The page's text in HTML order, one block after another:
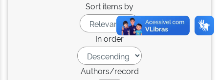
Sort items by
In order
Authors/record